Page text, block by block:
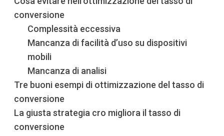
conversione
Complessità eccessiva
Mancanza di facilità d’uso su dispositivi
mobili
Mancanza di analisi
Tre buoni esempi di ottimizzazione del tasso di
conversione
La giusta strategia cro migliora il tasso di
conversione